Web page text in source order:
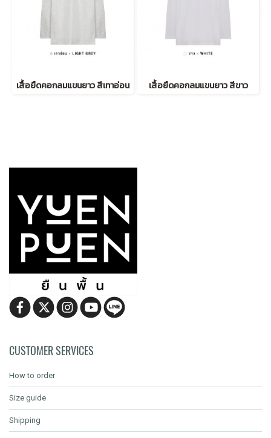
เสื้อยืดคอกลมแขนยาว สีเทาอ่อน เสื้อยืดคอกลมแขนยาว สีขาว
CUSTOMER SERVICES
How to order
Size guide
Shipping